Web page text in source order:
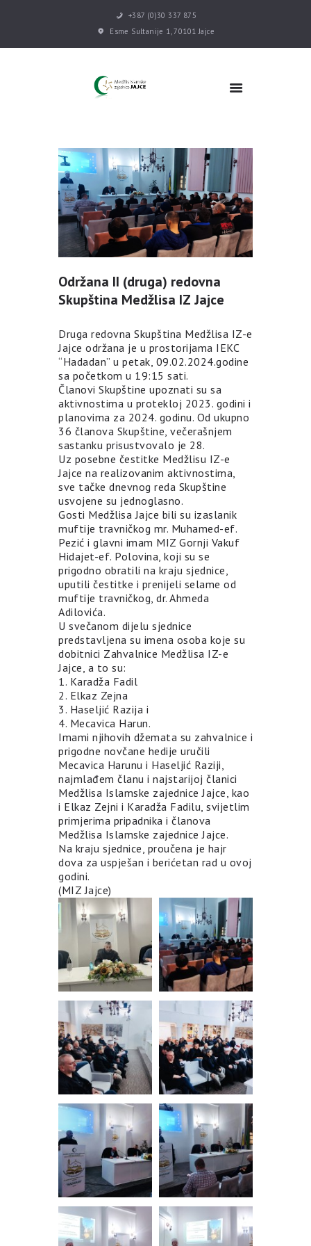
+387 (0)30 337 875
Esme Sultanije 1, 70101 Jajce
POČETNA
DŽEMATI
MEKTEB
ASOCIJACIJE
USLUGE
MULTIMEDIJA
KONTAKT
DONACIJE
Održana II (druga) redovna
Skupština Medžlisa IZ Jajce
Druga redovna Skupština Medžlisa IZ-e
Jajce održana je u prostorijama IEKC
“Hadadan” u petak, 09.02.2024.godine
sa početkom u 19:15 sati.
Članovi Skupštine upoznati su sa
aktivnostima u protekloj 2023. godini i
planovima za 2024. godinu. Od ukupno
36 članova Skupštine, večerašnjem
sastanku prisustvovalo je 28.
Uz posebne čestitke Medžlisu IZ-e
Jajce na realizovanim aktivnostima,
sve tačke dnevnog reda Skupštine
usvojene su jednoglasno.
Gosti Medžlisa Jajce bili su izaslanik
muftije travničkog mr. Muhamed-ef.
Pezić i glavni imam MIZ Gornji Vakuf
Hidajet-ef. Polovina, koji su se
prigodno obratili na kraju sjednice,
uputili čestitke i prenijeli selame od
muftije travničkog, dr. Ahmeda
Adilovića.
U svečanom dijelu sjednice
predstavljena su imena osoba koje su
dobitnici Zahvalnice Medžlisa IZ-e
Jajce, a to su:
1. Karadža Fadil
2. Elkaz Zejna
3. Haseljić Razija i
4. Mecavica Harun.
Imami njihovih džemata su zahvalnice i
prigodne novčane hedije uručili
Mecavica Harunu i Haseljić Raziji,
najmlađem članu i najstarijoj članici
Medžlisa Islamske zajednice Jajce, kao
i Elkaz Zejni i Karadža Fadilu, svijetlim
primjerima pripadnika i članova
Medžlisa Islamske zajednice Jajce.
Na kraju sjednice, proučena je hajr
dova za uspješan i berićetan rad u ovoj
godini.
(MIZ Jajce)